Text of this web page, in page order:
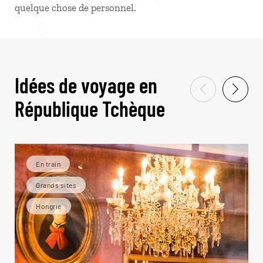
quelque chose de personnel.
Idées de voyage en
République Tchèque
En train
Grands sites
Hongrie